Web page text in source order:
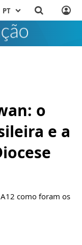
PT
o
e a
como foram os